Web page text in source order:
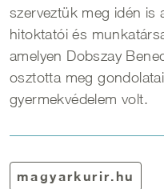
szerveztük meg idén is
hitoktatói és
amelyen Dobszay
osztotta meg
gyermekvédelem volt.
magyarkurir.hu